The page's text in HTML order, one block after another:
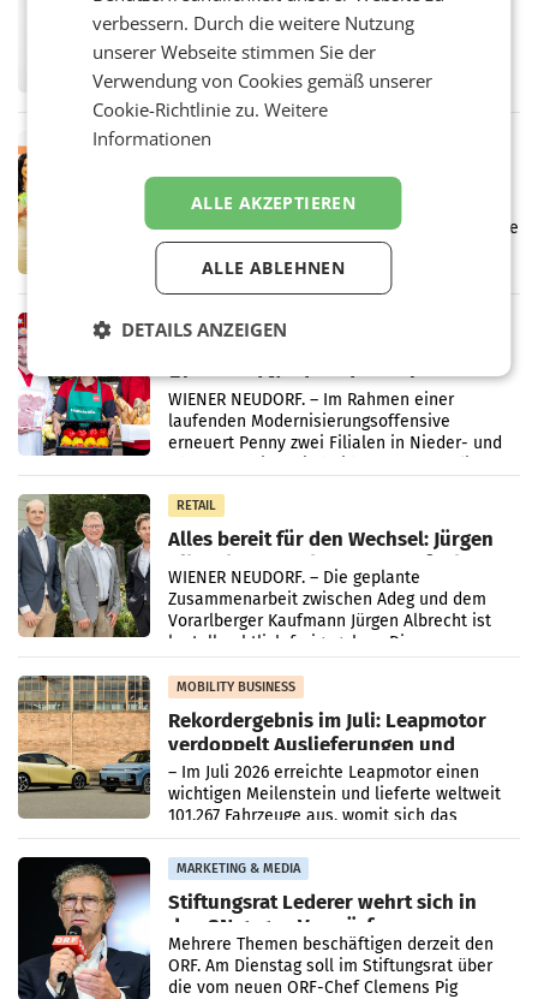
überraschend viel Gewinn
UNTERFÖHRING/MAILAND/AMSTERDAM. Der
Fernsehkonzern ProSiebenSat.1 hat im
Frühjahr dank Kostensenkungen operativ
wieder Gewinn gemacht und die
Markterwartung deutlich übertroffen.
RETAIL
Eine Bühne für Zirkularität: ARA und
Müller informieren am POS über
Kreislauffähigkeit
Über den gesamten August hinweg rücken die
Altstoff Recycling Austria AG (ARA) und der
Handelskonzern Müller die Initiative
„Kreislauf-Helden“ in allen österreichischen
RETAIL
Ober- und Niederösterreich
WIENER NEUDORF. – Im Rahmen einer
laufenden Modernisierungsoffensive
erneuert Penny zwei Filialen in Nieder- und
RETAIL
Alles bereit für den Wechsel: Jürgen
Albrecht setzt ab 1.1.2027 auf Adeg
WIENER NEUDORF. – Die geplante
Zusammenarbeit zwischen Adeg und dem
Vorarlberger Kaufmann Jürgen Albrecht ist
kartellrechtlich freigegeben: Die
Bundeswettbewerbsbehörde und der
Bundeskartellanwalt
MOBILITY BUSINESS
Rekordergebnis im Juli: Leapmotor
verdoppelt Auslieferungen und
überschreitet die 100.000er-Marke
– Im Juli 2026 erreichte Leapmotor einen
wichtigen Meilenstein und lieferte weltweit
101.267 Fahrzeuge aus, womit sich das
Ergebnis gegenüber Juli 2025 mehr als
verdoppelte (+102
MARKETING & MEDIA
Stiftungsrat Lederer wehrt sich in
den SN gegen Vorwürfe
Mehrere Themen beschäftigen derzeit den
ORF. Am Dienstag soll im Stiftungsrat über
die vom neuen ORF-Chef Clemens Pig
verbessern. Durch die weitere Nutzung
unserer Webseite stimmen Sie der
Verwendung von Cookies gemäß unserer
Cookie-Richtlinie zu.Weitere
Informationen
ALLE AKZEPTIEREN
ALLE ABLEHNEN
DETAILS ANZEIGEN